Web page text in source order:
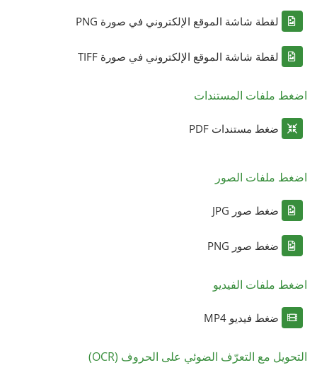
لقطة شاشة الموقع الإلكتروني في صورة PNG
لقطة شاشة الموقع الإلكتروني في صورة TIFF
اضغط ملفات المستندات
ضغط مستندات PDF
اضغط ملفات الصور
ضغط صور JPG
ضغط صور PNG
اضغط ملفات الفيديو
ضغط فيديو MP4
التحويل مع التعرّف الضوئي على الحروف (OCR)